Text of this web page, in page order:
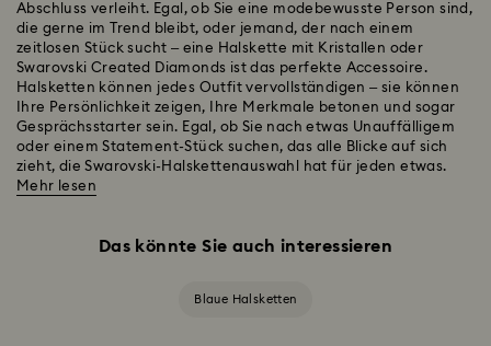
Abschluss verleiht. Egal, ob Sie eine modebewusste Person sind,
die gerne im Trend bleibt, oder jemand, der nach einem
zeitlosen Stück sucht – eine Halskette mit Kristallen oder
Swarovski Created Diamonds ist das perfekte Accessoire.
Halsketten können jedes Outfit vervollständigen – sie können
Ihre Persönlichkeit zeigen, Ihre Merkmale betonen und sogar
Gesprächsstarter sein. Egal, ob Sie nach etwas Unauffälligem
oder einem Statement-Stück suchen, das alle Blicke auf sich
zieht, die Swarovski-Halskettenauswahl hat für jeden etwas.
Mehr lesen
Das könnte Sie auch interessieren
Blaue Halsketten